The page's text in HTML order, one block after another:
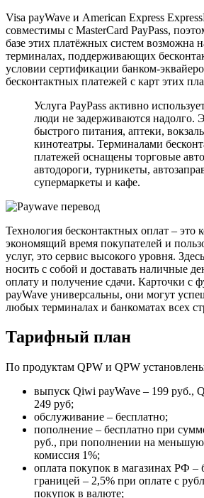
Visa payWave и American Express
совместимы с MasterCard PayPass,
базе этих платёжных систем возможна
терминалах, поддерживающих
условии сертификации банком-
бесконтактных платежей с карт этих
Услуга PayPass активно
люди не задерживаются надолго.
быстрого питания, аптеки,
кинотеатры. Терминалами
платежей оснащены торговые
автодороги, турникеты,
супермаркеты и кафе.
Технология бесконтактных оплат – это
экономящий время покупателей и
услуг, это сервис высокого уровня.
носить с собой и доставать наличные
оплату и получение сдачи. Карточки с
payWave универсальны, они могут
любых терминалах и банкоматах всех
Тарифный план
По продуктам QPW и QPW
выпуск Qiwi payWave – 199 руб.,
249 руб;
обслуживание – бесплатно;
пополнение – бесплатно при
руб., при пополнении на меньшую
комиссия 1%;
оплата покупок в магазинах РФ –
границей – 2,5% при оплате с
покупок в валюте;